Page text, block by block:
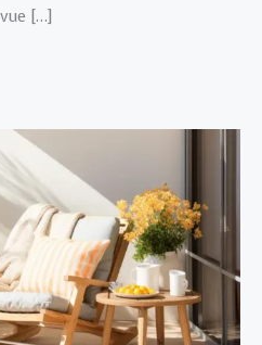
[…]